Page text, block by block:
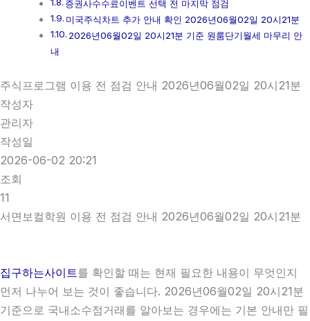
증권사수수료이벤트 선택 전 마지막 점검
미국주식차트 추가 안내 확인 2026년06월02일 20시21분
2026년06월02일 20시21분 기준 원룸단기월세 마무리 안
내
주식프로그램 이용 전 점검 안내 2026년06월02일 20시21분
작성자
관리자
작성일
2026-06-02 20:21
조회
11
서면보컬학원 이용 전 점검 안내 2026년06월02일 20시21분
집구하는사이트를 확인할 때는 현재 필요한 내용이 무엇인지
먼저 나누어 보는 것이 좋습니다. 2026년06월02일 20시21분
기준으로 국내소수점거래를 알아보는 경우에는 기본 안내만 필